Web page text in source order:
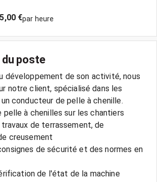
€par heure
poste
développement de son activité, nous
notre client, spécialisé dans les
conducteur de pelle à chenille.
pelle à chenilles sur les chantiers
de terrassement, de
creusement
de sécurité et des normes en
de l'état de la machine